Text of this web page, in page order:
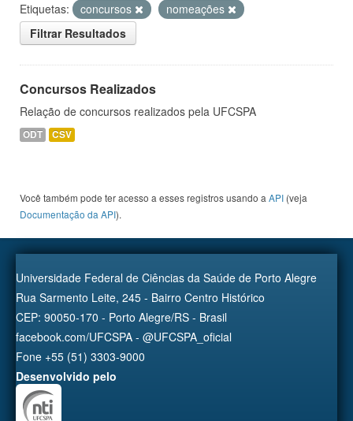
Etiquetas:
concursos
nomeações
Filtrar Resultados
Concursos Realizados
Relação de concursos realizados pela UFCSPA
ODT CSV
Você também pode ter acesso a esses registros usando a API (veja
Documentação da API).
Universidade Federal de Ciências da Saúde de Porto Alegre
Rua Sarmento Leite, 245 - Bairro Centro Histórico
CEP: 90050-170 - Porto Alegre/RS - Brasil
facebook.com/UFCSPA - @UFCSPA_oficial
Fone +55 (51) 3303-9000
Desenvolvido pelo